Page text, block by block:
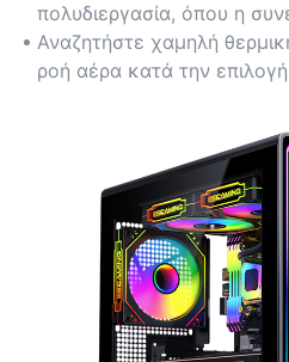
φορητών υπολογιστών,
απόδοση κατά τη διάρκεια
πολυδιεργασία, όπου η
κρίσιμη.
Αναζητήστε χαμηλή
ροή αέρα κατά την